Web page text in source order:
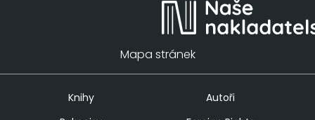
Mapa stránek
Knihy
Autoři